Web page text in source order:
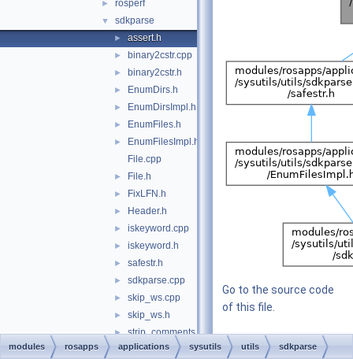
► rosperf
▼ sdkparse
► assert.h
► binary2cstr.cpp
► binary2cstr.h
► EnumDirs.h
► EnumDirsImpl.h
► EnumFiles.h
►
EnumFilesImpl.h
File.cpp
► File.h
► FixLFN.h
► Header.h
► iskeyword.cpp
► iskeyword.h
► safestr.h
► sdkparse.cpp
► skip_ws.cpp
► skip_ws.h
► strip_comments.cpp
► strip_comments.h
Go to the source code
of this file.
Macros
modules rosapps applications sysutils utils sdkparse